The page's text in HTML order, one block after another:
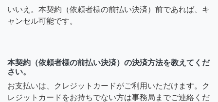
いいえ。本契約（依頼者様の前払い決済）前であれば、キ
ャンセル可能です。
本契約（依頼者様の前払い決済）の決済方法を教えてくだ
さい。
お支払いは、クレジットカードがご利用いただけます。ク
レジットカードをお持ちでない方は事務局までご連絡くだ